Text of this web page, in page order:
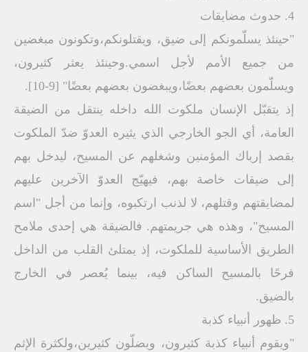
4. حدوث مضايقات
"حينئذ يسلّمونكم إلى ضيق، ويقتلونكم،وتكونون مبغضين
من جميع الأمم لأجل اسمي.وحينئذ يعثر كثيرون،
ويسلّمون بعضهم بعضًا،ويبغضون بعضهم بعضًا" [9-10].
إذ يتقبّل الإنسان ملكوت الله داخله ينتقل من الضيقة
العامة، أي الجو الخارجي الذي يثيره العدوّ ضدّ الملكوت
بقصد إرباك المؤمنين وشغلهم عن المسيح، ليدخل بهم
إلى ضيقات خاصة بهم، فيهيّج العدوّ الآخرين عليهم
لمضايقتهم وقتلهم، لا لذنب ارتكبوه، وإنما من أجل "اسم
المسيح"، وهذه هي جريمتهم. فالضيقة هي إحدى ملامح
الطريق الأساسية للملكوت، إذ يمتلئ القلب من الداخل
فرحًا بالمسيح الساكن فيه، بينما يُعصر في الخارج
بالضيق.
5. ظهور أنبياء كذبة
"ويقوم أنبياء كذبة كثيرون، ويضلّون كثيرين،ولكثرة الإثم